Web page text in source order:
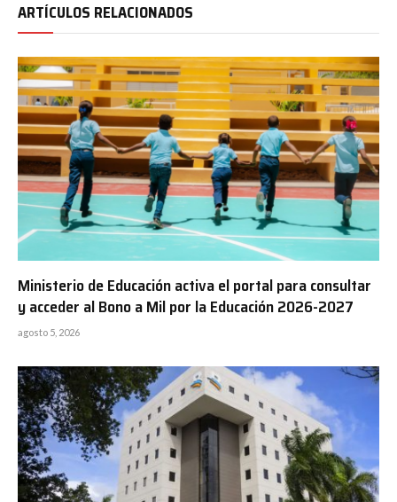
ARTÍCULOS RELACIONADOS
Ministerio de Educación activa el portal para consultar
y acceder al Bono a Mil por la Educación 2026-2027
agosto 5, 2026